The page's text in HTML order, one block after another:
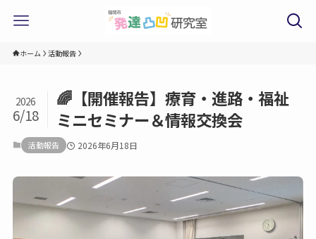
ホーム 活動報告
🌈【開催報告】療育・進路・福祉
ミニセミナー＆情報交換会
2026
6/18
活動報告 2026年6月18日